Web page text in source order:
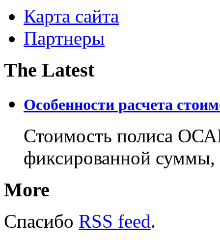
Карта сайта
Партнеры
The Latest
Особенности расчета
Стоимость полиса
фиксированной
More
Спасибо RSS feed.